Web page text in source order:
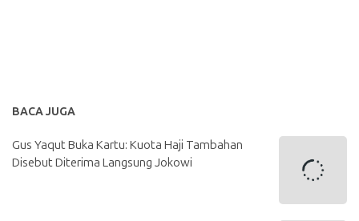
BACA JUGA
Gus Yaqut Buka Kartu: Kuota Haji Tambahan
Disebut Diterima Langsung Jokowi